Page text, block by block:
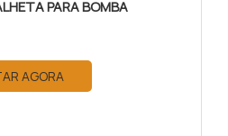
PARA BOMBA
AGORA